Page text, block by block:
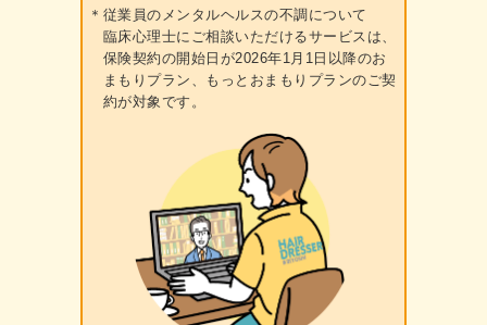
＊ 従業員のメンタルヘルスの不調について
臨床心理士にご相談いただけるサービスは、
保険契約の開始日が2026年1月1日以降のお
まもりプラン、もっとおまもりプランのご契
約が対象です。